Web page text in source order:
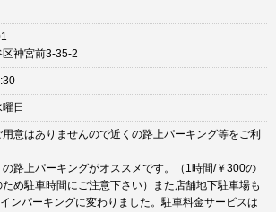
神宮前3-35-2
日
意はありませんので近くの路上パーキング等をご利
路上パーキングがオススメです。（1時間/￥300の
め駐車時間にご注意下さい）また店舗地下駐車場も
ンパーキングに変わりました。駐車料金サービスは